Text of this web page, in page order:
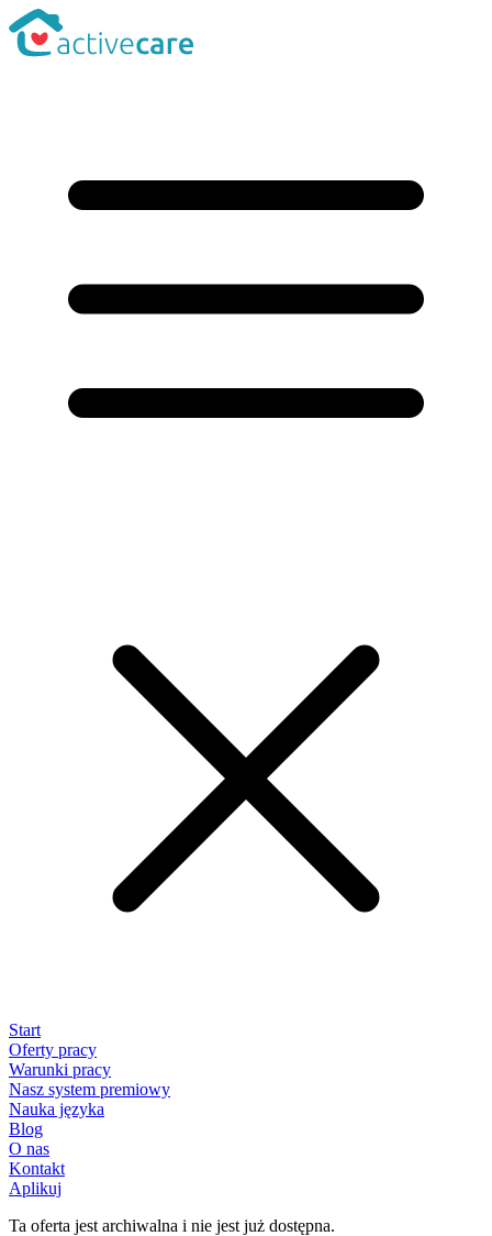
Start
Oferty pracy
Warunki pracy
Nasz system premiowy
Nauka języka
Blog
O nas
Kontakt
Aplikuj
Ta oferta jest archiwalna i nie jest już dostępna.